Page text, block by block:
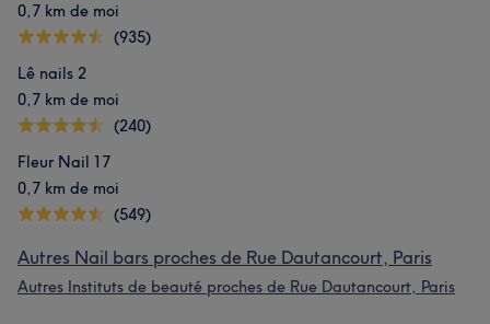
0,7 km de moi
(935)
Lê nails 2
0,7 km de moi
(240)
Fleur Nail 17
0,7 km de moi
(549)
Autres Nail bars proches de Rue Dautancourt, Paris
Autres Instituts de beauté proches de Rue Dautancourt, Paris